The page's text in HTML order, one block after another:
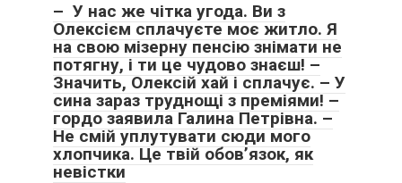
– У нас же чітка угода. Ви з
Олексієм сплачуєте моє житло. Я
на свою мізерну пенсію знімати не
потягну, і ти це чудово знаєш! –
Значить, Олексій хай і сплачує. – У
сина зараз труднощі з преміями! –
гордо заявила Галина Петрівна. –
Не смій уплутувати сюди мого
хлопчика. Це твій обов’язок, як
невістки